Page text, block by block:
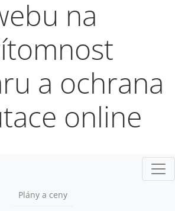
na
a ochrana
online
Plány a ceny